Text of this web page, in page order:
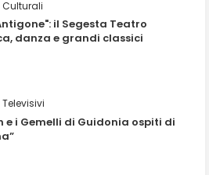
Culturali
il Segesta Teatro
danza e grandi classici
e i Gemelli di Guidonia ospiti di